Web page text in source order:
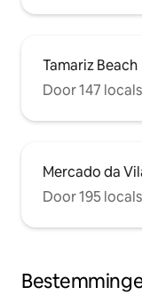
Tamariz Beach
Door 147
Mercado da
Door 195